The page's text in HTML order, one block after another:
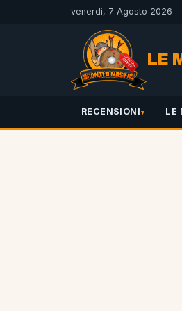
venerdì, 7 Agosto 2026
LE
RECENSIONI LE